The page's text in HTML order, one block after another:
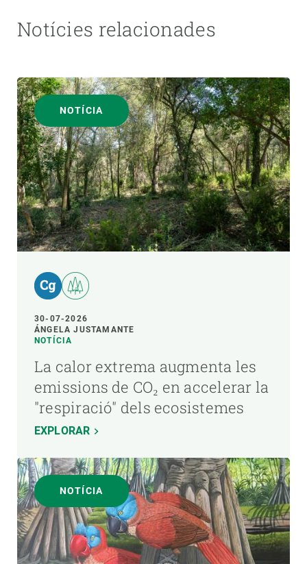
Notícies relacionades
NOTÍCIA
30-07-2026
ÁNGELA JUSTAMANTE
NOTÍCIA
La calor extrema augmenta les
emissions de CO₂ en accelerar la
"respiració" dels ecosistemes
EXPLORAR
NOTÍCIA